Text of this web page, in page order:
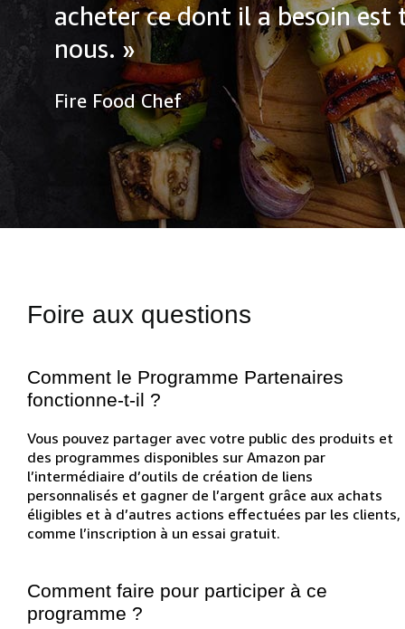
acheter ce dont il a besoin
nous. »
Fire Food Chef
Foire aux questions
Comment le Programme Partenaires
fonctionne-t-il ?
Vous pouvez partager avec votre public des produits et
des programmes disponibles sur Amazon par
l’intermédiaire d’outils de création de liens
personnalisés et gagner de l’argent grâce aux achats
éligibles et à d’autres actions effectuées par les clients,
comme l’inscription à un essai gratuit.
Comment faire pour participer à ce
programme ?